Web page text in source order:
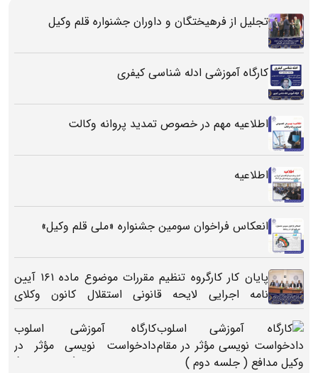
تجلیل از فرهیختگان و داوران جشنواره قلم وکیل
کارگاه آموزشی ادله شناسی کیفری
اطلاعیه مهم در خصوص تمدید پروانه وکالت
اطلاعیه
انعکاس فراخوان سومین جشنواره «ملی قلم وکیل»
پایان کار کارگروه تنظیم مقررات موضوع ماده ۱۶۱ آیین
نامه اجرایی لایحه قانونی استقلال کانون وکلای
دادگستری
کارگاه آموزشی اسلوب
دادخواست نویسی مؤثر در
مقام وکیل مدافع ( جلسه دوم )